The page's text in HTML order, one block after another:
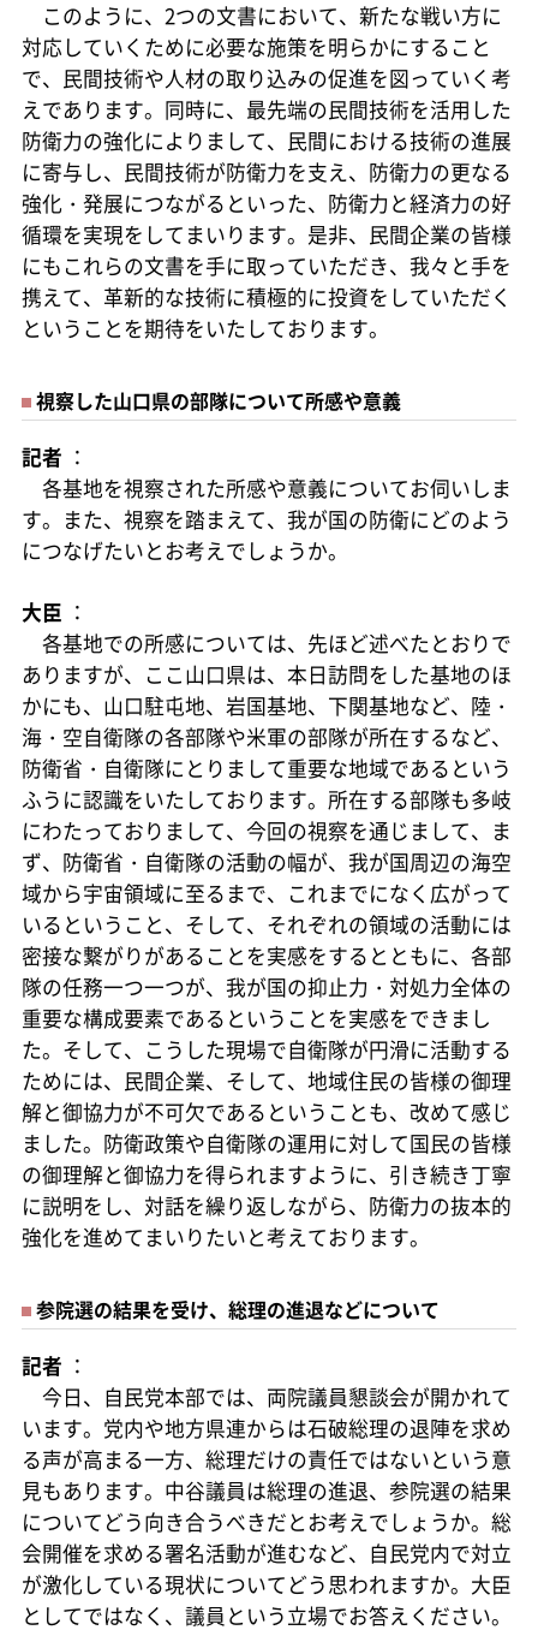
このように、2つの文書において、新たな戦い方に
対応していくために必要な施策を明らかにすること
で、民間技術や人材の取り込みの促進を図っていく考
えであります。同時に、最先端の民間技術を活用した
防衛力の強化によりまして、民間における技術の進展
に寄与し、民間技術が防衛力を支え、防衛力の更なる
強化・発展につながるといった、防衛力と経済力の好
循環を実現をしてまいります。是非、民間企業の皆様
にもこれらの文書を手に取っていただき、我々と手を
携えて、革新的な技術に積極的に投資をしていただく
ということを期待をいたしております。
視察した山口県の部隊について所感や意義
記者 ：
各基地を視察された所感や意義についてお伺いしま
す。また、視察を踏まえて、我が国の防衛にどのよう
につなげたいとお考えでしょうか。
大臣 ：
各基地での所感については、先ほど述べたとおりで
ありますが、ここ山口県は、本日訪問をした基地のほ
かにも、山口駐屯地、岩国基地、下関基地など、陸・
海・空自衛隊の各部隊や米軍の部隊が所在するなど、
防衛省・自衛隊にとりまして重要な地域であるという
ふうに認識をいたしております。所在する部隊も多岐
にわたっておりまして、今回の視察を通じまして、ま
ず、防衛省・自衛隊の活動の幅が、我が国周辺の海空
域から宇宙領域に至るまで、これまでになく広がって
いるということ、そして、それぞれの領域の活動には
密接な繋がりがあることを実感をするとともに、各部
隊の任務一つ一つが、我が国の抑止力・対処力全体の
重要な構成要素であるということを実感をできまし
た。そして、こうした現場で自衛隊が円滑に活動する
ためには、民間企業、そして、地域住民の皆様の御理
解と御協力が不可欠であるということも、改めて感じ
ました。防衛政策や自衛隊の運用に対して国民の皆様
の御理解と御協力を得られますように、引き続き丁寧
に説明をし、対話を繰り返しながら、防衛力の抜本的
強化を進めてまいりたいと考えております。
参院選の結果を受け、総理の進退などについて
記者 ：
今日、自民党本部では、両院議員懇談会が開かれて
います。党内や地方県連からは石破総理の退陣を求め
る声が高まる一方、総理だけの責任ではないという意
見もあります。中谷議員は総理の進退、参院選の結果
についてどう向き合うべきだとお考えでしょうか。総
会開催を求める署名活動が進むなど、自民党内で対立
が激化している現状についてどう思われますか。大臣
としてではなく、議員という立場でお答えください。